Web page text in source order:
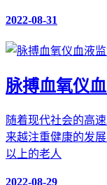
2022-08-31
脉搏血氧仪
随着现代社会的高
来越注重健康的发
以上的老人
2022-08-29